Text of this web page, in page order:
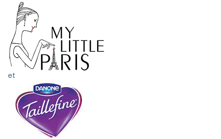
et